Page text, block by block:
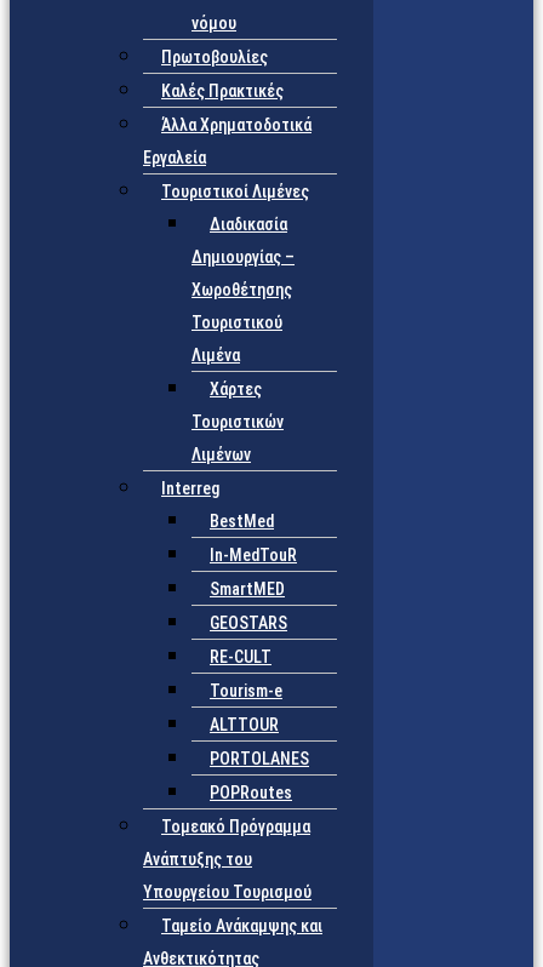
νόμου
Πρωτοβουλίες
Καλές Πρακτικές
Άλλα Χρηματοδοτικά
Εργαλεία
Τουριστικοί Λιμένες
Διαδικασία
Δημιουργίας –
Χωροθέτησης
Τουριστικού
Λιμένα
Χάρτες
Τουριστικών
Λιμένων
Interreg
BestMed
In-MedTouR
SmartMED
GEOSTARS
RE-CULT
Tourism-e
ALTTOUR
PORTOLANES
POPRoutes
Τομεακό Πρόγραμμα
Ανάπτυξης του
Υπουργείου Τουρισμού
Ταμείο Ανάκαμψης και
Ανθεκτικότητας